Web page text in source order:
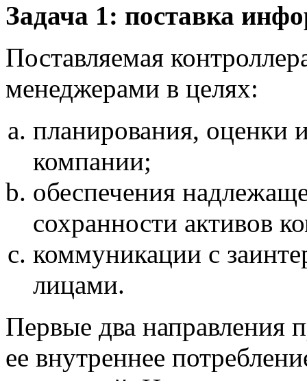
Задача 1: поставка
Поставляемая
менеджерами в целях:
планирования, оценки
компании;
обеспечения
сохранности активов
коммуникации с
лицами.
Первые два направления
ее внутреннее